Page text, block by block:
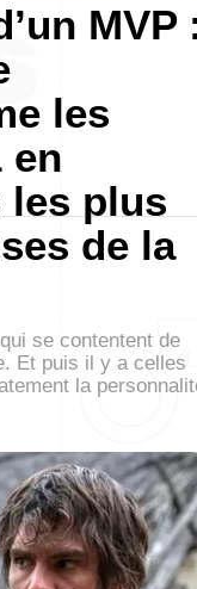
MVP
les
en
les plus
de la
se contentent de
Et puis il y a celles
la